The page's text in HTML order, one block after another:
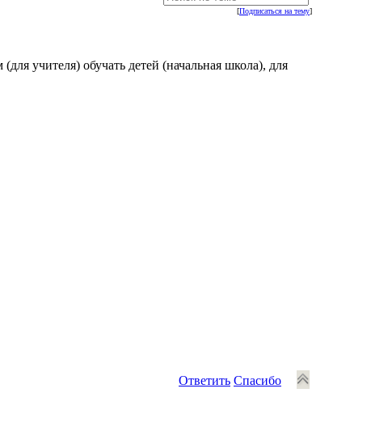
[Подписаться на тему]
учителя) обучать детей (начальная школа), для
Ответить Спасибо